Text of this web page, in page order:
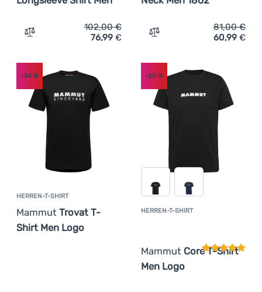
Zum Vergleich 'Herrenhemd Mammut Trovat
102,00€
76,99 € Zum Vergleich 'Herren-
81,00€
60,99 €
HERREN-T-SHIRT
Mammut Trovat T-
Shirt Men Logo
-34 %
HERREN-T-SHIRT
Mammut Core T-Shirt
Men Logo
-25%